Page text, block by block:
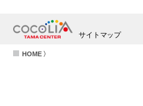
サイトマップ
HOME 〉